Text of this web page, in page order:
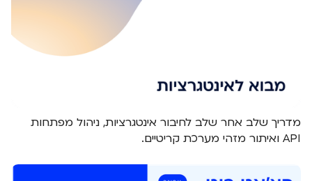
מדריך שלב אחר שלב לחיבור אינטגרציות, ניהול מפתחות
API ואיתור מזהי מערכת קריטיים.